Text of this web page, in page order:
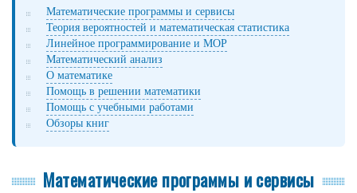
Математические программы и сервисы
Теория вероятностей и математическая статистика
Линейное программирование и МОР
Математический анализ
О математике
Помощь в решении математики
Помощь с учебными работами
Обзоры книг
Математические программы и сервисы